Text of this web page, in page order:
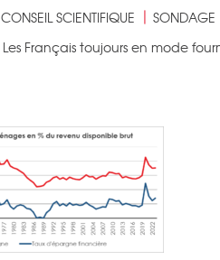
CONSEIL SCIENTIFIQUE SONDAGE
Les Français toujours en mode